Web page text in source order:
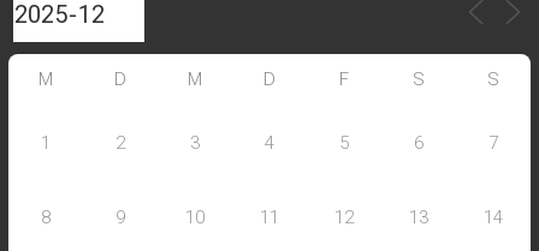
M D M D F S S
1 2 3 4 5 6 7
8 9 10 11 12 13 14